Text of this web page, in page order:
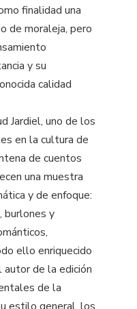
finalidad una
de moraleja, pero
y su
calidad
Jardiel, uno de los
en la cultura de
de cuentos
una muestra
y de enfoque:
burlones y
ello enriquecido
de la edición
de la